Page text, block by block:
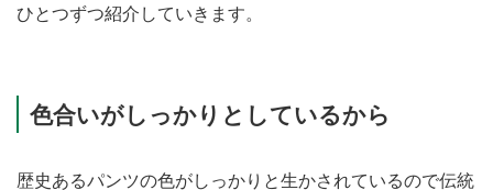
ひとつずつ紹介していきます。
色合いがしっかりとしているから
歴史あるパンツの色がしっかりと生かされているので伝統